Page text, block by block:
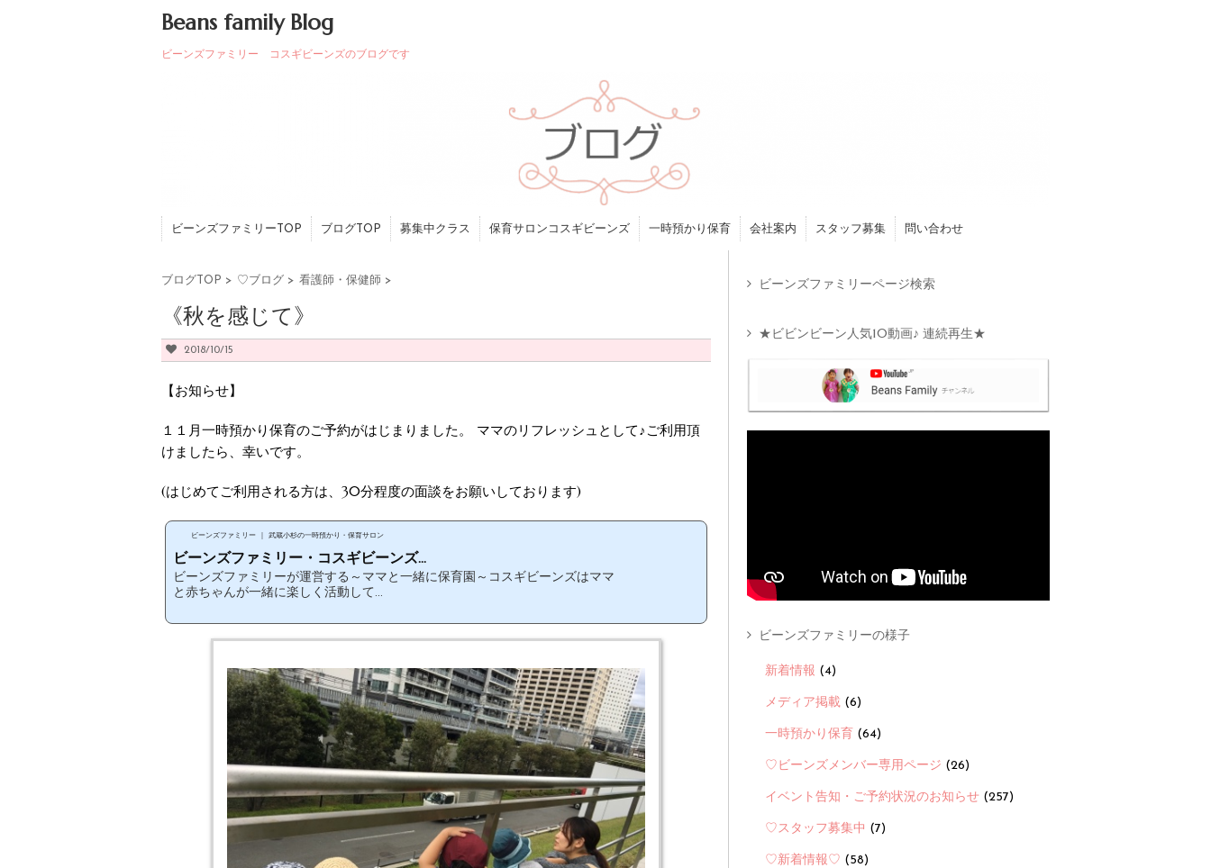
Beans family Blog
ビーンズファミリー コスギビーンズのブログです
ビーンズファミリーTOP ブログTOP 募集中クラス 保育サロンコスギビーンズ 一時預かり保育 会社案内 スタッフ募集 問い合わせ
ブログTOP > ♡ブログ > 看護師・保健師 >
《秋を感じて》
2018/10/15
【お知らせ】
１１月一時預かり保育のご予約がはじまりました。 ママのリフレッシュとして♪ご利用頂
けましたら、幸いです。
(はじめてご利用される方は、30分程度の面談をお願いしております)
ビーンズファミリー ｜ 武蔵小杉の一時預かり・保育サロン
ビーンズファミリー・コスギビーンズ...
ビーンズファミリーが運営する～ママと一緒に保育園～コスギビーンズはママ
と赤ちゃんが一緒に楽しく活動して...
ビーンズファミリーページ検索
★ビビンビーン人気10動画♪ 連続再生★
ビーンズファミリーの様子
新着情報 (4)
メディア掲載 (6)
一時預かり保育 (64)
♡ビーンズメンバー専用ページ (26)
イベント告知・ご予約状況のお知らせ (257)
♡スタッフ募集中 (7)
♡新着情報♡ (58)